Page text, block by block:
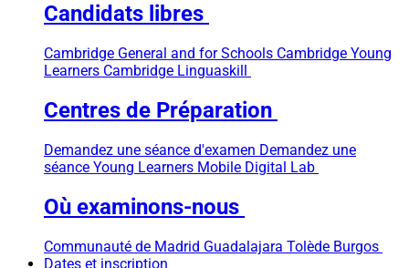
Candidats libres
Cambridge General and for Schools Cambridge Young
Learners Cambridge Linguaskill
Centres de Préparation
Demandez une séance d'examen Demandez une
séance Young Learners Mobile Digital Lab
Où examinons-nous
Communauté de Madrid Guadalajara Tolède Burgos
Dates et inscription